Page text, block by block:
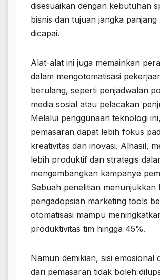
disesuaikan dengan kebutuhan
bisnis dan tujuan jangka panjang
dicapai.
Alat-alat ini juga memainkan
dalam mengotomatisasi
berulang, seperti penjadwalan
media sosial atau pelacakan
Melalui penggunaan teknologi
pemasaran dapat lebih fokus
kreativitas dan inovasi. Alhasil,
lebih produktif dan strategis
mengembangkan kampanye
Sebuah penelitian menunjukkan
pengadopsian marketing tools
otomatisasi mampu
produktivitas tim hingga 45%.
Namun demikian, sisi emosional
dari pemasaran tidak boleh